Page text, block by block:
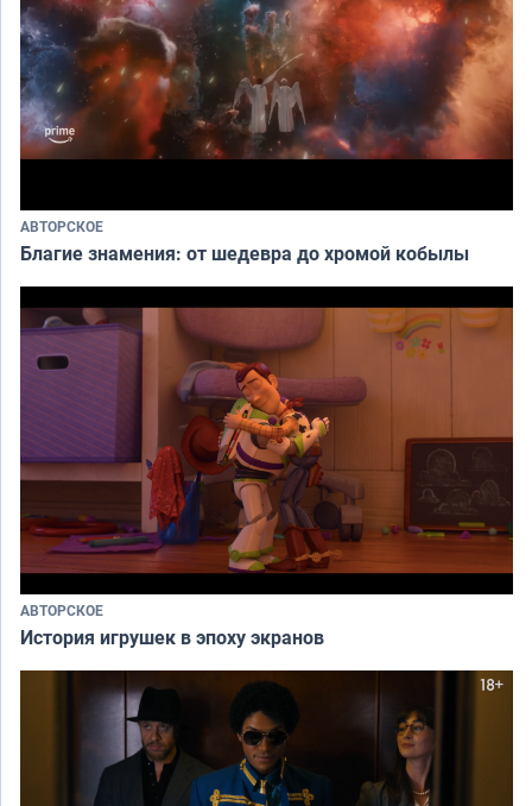
АВТОРСКОЕ
Благие знамения: от шедевра до хромой кобылы
АВТОРСКОЕ
История игрушек в эпоху экранов